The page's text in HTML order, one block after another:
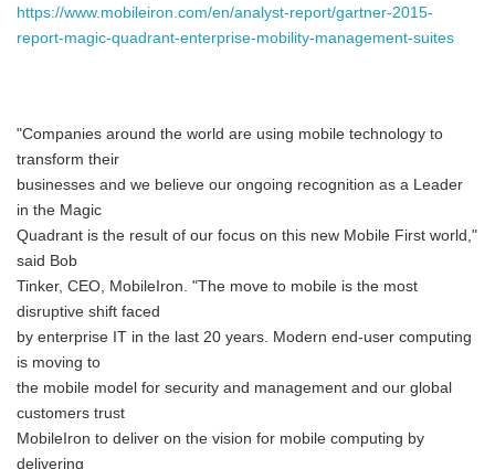
https://www.mobileiron.com/en/analyst-report/gartner-2015-
report-magic-quadrant-enterprise-mobility-management-suites
"Companies around the world are using mobile technology to
transform their
businesses and we believe our ongoing recognition as a Leader
in the Magic
Quadrant is the result of our focus on this new Mobile First world,"
said Bob
Tinker, CEO, MobileIron. "The move to mobile is the most
disruptive shift faced
by enterprise IT in the last 20 years. Modern end-user computing
is moving to
the mobile model for security and management and our global
customers trust
MobileIron to deliver on the vision for mobile computing by
delivering